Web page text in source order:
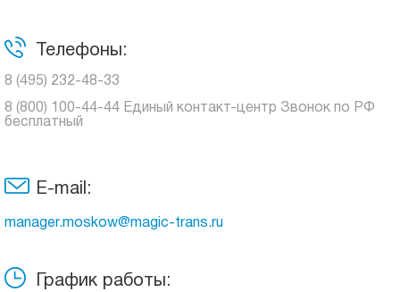
Телефоны:
8 (495) 232-48-33
8 (800) 100-44-44 Единый контакт-центр Звонок по РФ
бесплатный
E-mail:
manager.moskow@magic-trans.ru
График работы: